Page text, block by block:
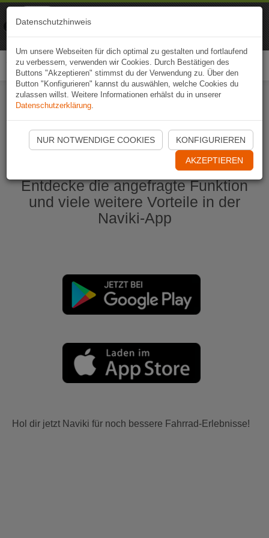
Naviki App jetzt öffnen
Entdecke die angefragte Funktion
und viele weitere Vorteile in der
Naviki-App
Hol dir jetzt Naviki für noch bessere Fahrrad-Erlebnisse!
Datenschutzhinweis
Um unsere Webseiten für dich optimal zu gestalten und fortlaufend
zu verbessern, verwenden wir Cookies. Durch Bestätigen des
Buttons "Akzeptieren" stimmst du der Verwendung zu. Über den
Button "Konfigurieren" kannst du auswählen, welche Cookies du
zulassen willst. Weitere Informationen erhälst du in unserer
Datenschutzerklärung.
NUR NOTWENDIGE COOKIES KONFIGURIEREN
AKZEPTIEREN
Naviki